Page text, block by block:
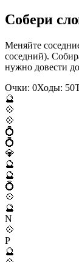
Собери
Меняйте
соседний).
нужно довести
Очки: 0Ходы: 50
🔮
💠
💠
💍
💍
💎
🔮
🔮
💍
💠
🔮
N
💠
P
🔮